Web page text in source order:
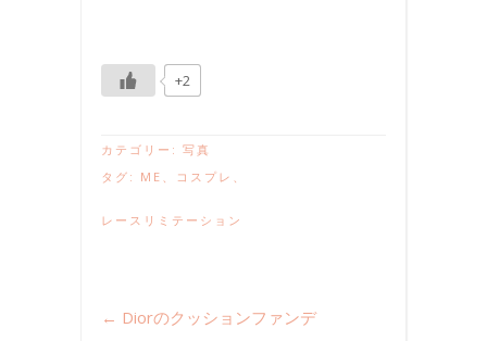
+2
カテゴリー: 写真
タグ: ME 、 コスプレ 、
レースリミテーション
← Diorのクッションファンデ